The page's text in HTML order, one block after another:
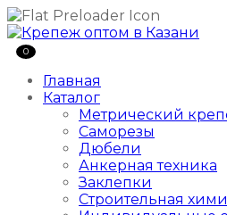
0
Главная
Каталог
Метрический
Саморезы
Дюбели
Анкерная техника
Заклепки
Строительная